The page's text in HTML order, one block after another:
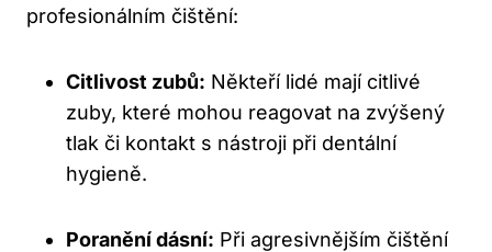
profesionálním čištění:
Citlivost zubů: ​Někteří lidé mají citlivé
zuby, které mohou⁣ reagovat na ​zvýšený
tlak či ⁤kontakt s nástroji při‍ dentální⁤
hygieně.
Poranění dásní: Při‍ agresivnějším čištění